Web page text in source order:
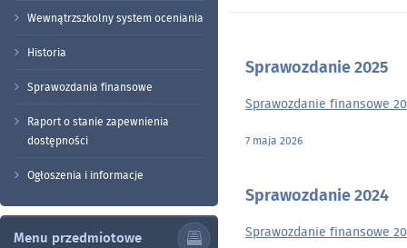
Wewnątrzszkolny system oceniania
Historia
Sprawozdania finansowe
Raport o stanie zapewnienia
dostępności
Ogłoszenia i informacje
Menu przedmiotowe
Artykuły
Sprawozdanie 2025
Sprawozdanie finansowe
7 maja 2026
Sprawozdanie 2024
Sprawozdanie finansowe